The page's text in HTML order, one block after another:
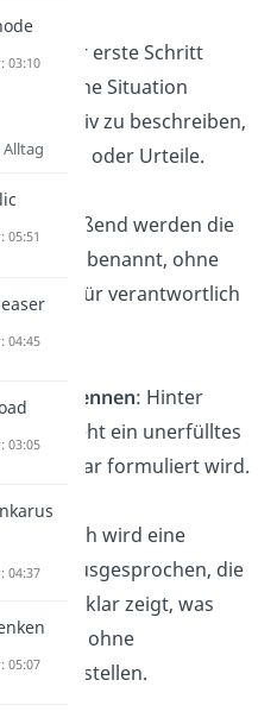
: Der erste Schritt
darin, eine Situation
objektiv zu beschreiben,
oder Urteile.
: Anschließend werden die
Gefühle benannt, ohne
dafür verantwortlich
erkennen: Hinter
steht ein unerfülltes
das klar formuliert wird.
: Schließlich wird eine
Bitte ausgesprochen, die
klar zeigt, was
wird, ohne
zu stellen.
03:10
05:51
04:45
03:05
04:37
05:07